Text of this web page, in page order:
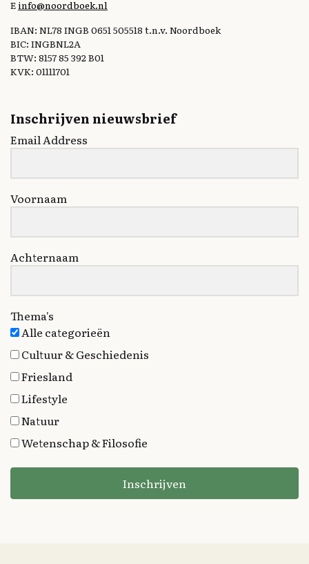
E info@noordboek.nl
IBAN: NL78 INGB 0651 505518 t.n.v. Noordboek
BIC: INGBNL2A
BTW: 8157 85 392 B01
KVK: 01111701
Inschrijven nieuwsbrief
Email Address
Voornaam
Achternaam
Thema's
Alle categorieën
Cultuur & Geschiedenis
Friesland
Lifestyle
Natuur
Wetenschap & Filosofie
Inschrijven